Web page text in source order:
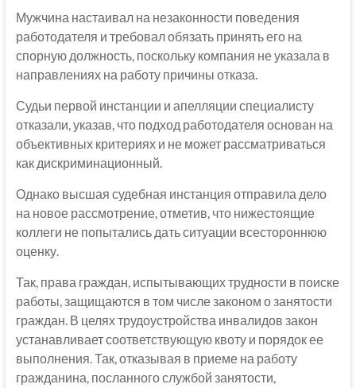
Мужчина настаивал на незаконности поведения
работодателя и требовал обязать принять его на
спорную должность, поскольку компания не указала в
направлениях на работу причины отказа.
Судьи первой инстанции и апелляции специалисту
отказали, указав, что подход работодателя основан на
объективных критериях и не может рассматриваться
как дискриминационный.
Однако высшая судебная инстанция отправила дело
на новое рассмотрение, отметив, что нижестоящие
коллеги не попытались дать ситуации всестороннюю
оценку.
Так, права граждан, испытывающих трудности в поиске
работы, защищаются в том числе законом о занятости
граждан. В целях трудоустройства инвалидов закон
устанавливает соответствующую квоту и порядок ее
выполнения. Так, отказывая в приеме на работу
гражданина, посланного службой занятости,